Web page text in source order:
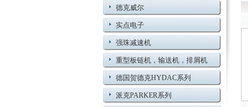
德克威尔
实点电子
强珠减速机
重型板链机，输送机，排屑机
德国贺德克HYDAC系列
派克PARKER系列